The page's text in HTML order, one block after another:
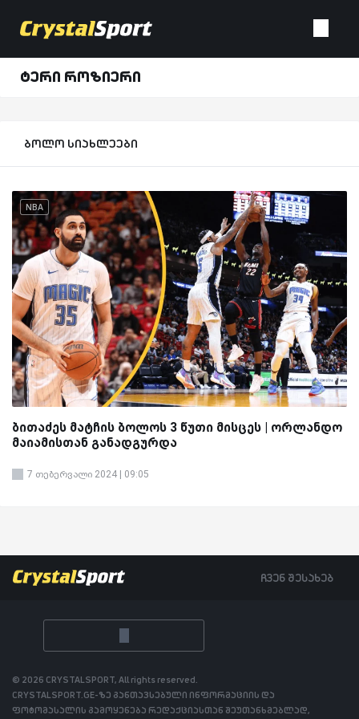
ტერი როზიერი
ბოლო სიახლეები
NBA
ბითაძეს მატჩის ბოლოს 3 წუთი მისცეს | ორლანდო
მაიამისთან განადგურდა
7 თებერვალი 2024 | 09:05
ჩვენ შესახებ
© 2026 CRYSTALSPORT, All rights reserved.
CRYSTALSPORT.GE-ზე განთავსებული ინფორმაციის და
ფოტომასალის გამოყენება რედაქციასთან შეუთანხმებლად,